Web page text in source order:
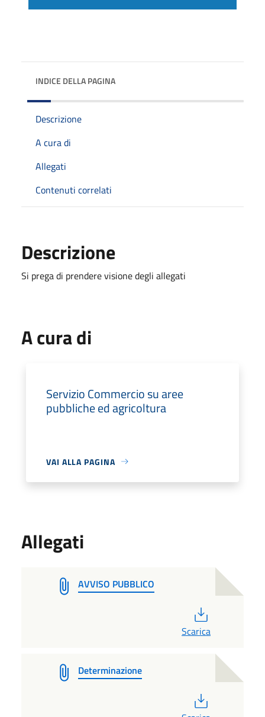
INDICE DELLA PAGINA
Descrizione
A cura di
Allegati
Contenuti correlati
Descrizione
Si prega di prendere visione degli allegati
A cura di
Servizio Commercio su aree
pubbliche ed agricoltura
VAI ALLA PAGINA
Allegati
AVVISO PUBBLICO
Scarica
Determinazione